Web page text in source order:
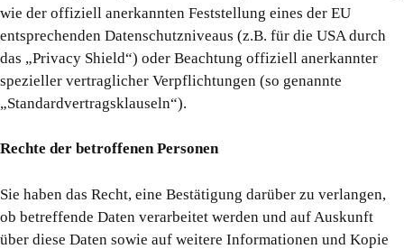
wie der offiziell anerkannten Feststellung eines der EU
entsprechenden Datenschutzniveaus (z.B. für die USA durch
das „Privacy Shield“) oder Beachtung offiziell anerkannter
spezieller vertraglicher Verpflichtungen (so genannte
„Standardvertragsklauseln“).
Rechte der betroffenen Personen
Sie haben das Recht, eine Bestätigung darüber zu verlangen,
ob betreffende Daten verarbeitet werden und auf Auskunft
über diese Daten sowie auf weitere Informationen und Kopie